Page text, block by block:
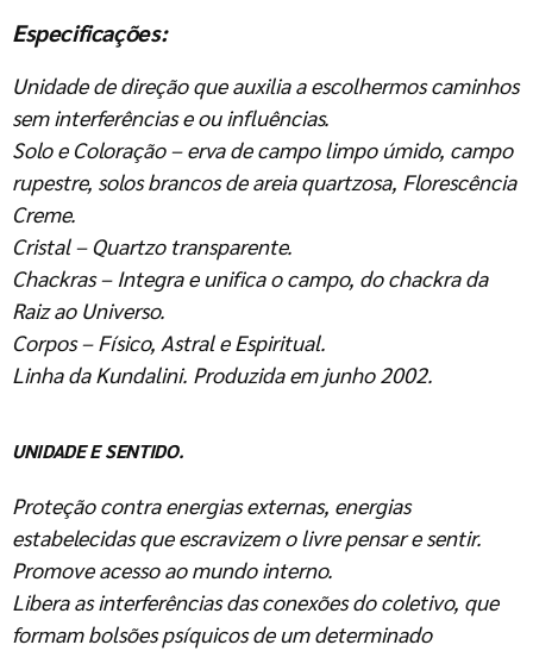
Especificações:
Unidade de direção que auxilia a escolhermos caminhos
sem interferências e ou influências.
Solo e Coloração – erva de campo limpo úmido, campo
rupestre, solos brancos de areia quartzosa, Florescência
Creme.
Cristal – Quartzo transparente.
Chackras – Integra e unifica o campo, do chackra da
Raiz ao Universo.
Corpos – Físico, Astral e Espiritual.
Linha da Kundalini. Produzida em junho 2002.
UNIDADE E SENTIDO.
Proteção contra energias externas, energias
estabelecidas que escravizem o livre pensar e sentir.
Promove acesso ao mundo interno.
Libera as interferências das conexões do coletivo, que
formam bolsões psíquicos de um determinado